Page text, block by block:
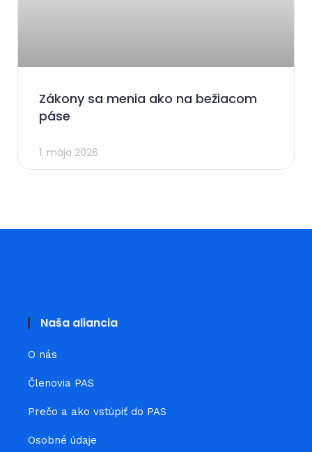
Zákony sa menia ako na bežiacom
páse
1. mája 2026
Naša aliancia
O nás
Členovia PAS
Prečo a ako vstúpiť do PAS
Osobné údaje